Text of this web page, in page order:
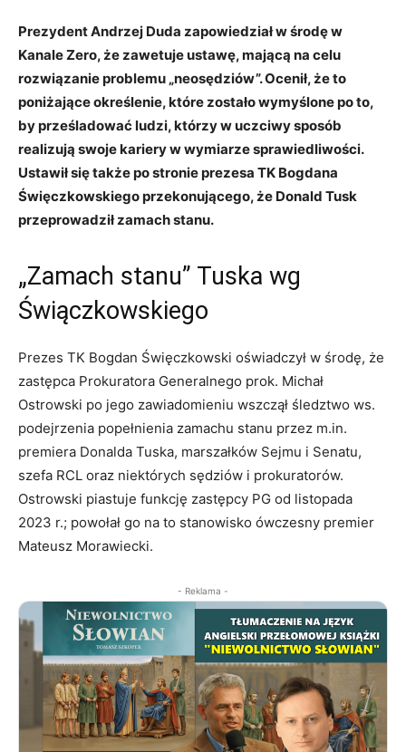
Prezydent Andrzej Duda zapowiedział w środę w
Kanale Zero, że zawetuje ustawę, mającą na celu
rozwiązanie problemu „neosędziów”. Ocenił, że to
poniżające określenie, które zostało wymyślone po to,
by prześladować ludzi, którzy w uczciwy sposób
realizują swoje kariery w wymiarze sprawiedliwości.
Ustawił się także po stronie prezesa TK Bogdana
Święczkowskiego przekonującego, że Donald Tusk
przeprowadził zamach stanu.
„Zamach stanu” Tuska wg
Świączkowskiego
Prezes TK Bogdan Święczkowski oświadczył w środę, że
zastępca Prokuratora Generalnego prok. Michał
Ostrowski po jego zawiadomieniu wszczął śledztwo ws.
podejrzenia popełnienia zamachu stanu przez m.in.
premiera Donalda Tuska, marszałków Sejmu i Senatu,
szefa RCL oraz niektórych sędziów i prokuratorów.
Ostrowski piastuje funkcję zastępcy PG od listopada
2023 r.; powołał go na to stanowisko ówczesny premier
Mateusz Morawiecki.
- Reklama -